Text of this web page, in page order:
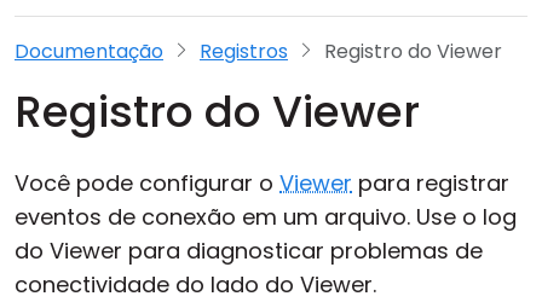
Documentação Registros Registro do Viewer
Registro do Viewer
Você pode configurar o Viewer para registrar
eventos de conexão em um arquivo. Use o log
do Viewer para diagnosticar problemas de
conectividade do lado do Viewer.
Capturas de Tela
Notas de Lançamento
Acesso Não Assistido
Suporte ao Active Directory
Saúde
Educação e Governo
Linux
iOS/Android
Atualizar Sua Licença
Base de Conhecimento
Escrever uma avaliação